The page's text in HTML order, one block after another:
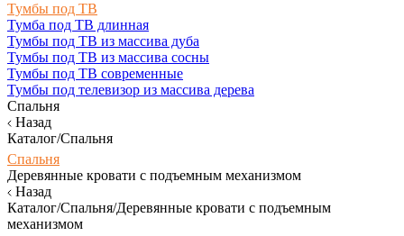
Тумбы под ТВ
Тумба под ТВ длинная
Тумбы под ТВ из массива дуба
Тумбы под ТВ из массива сосны
Тумбы под ТВ современные
Тумбы под телевизор из массива дерева
Спальня
Назад
Каталог/Спальня
Спальня
Деревянные кровати с подъемным механизмом
Назад
Каталог/Спальня/Деревянные кровати с подъемным
механизмом